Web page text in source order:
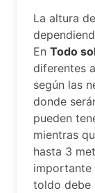
La altura
En Todo
diferentes
según las
donde
pueden
mientras
hasta 3
importante
toldo debe